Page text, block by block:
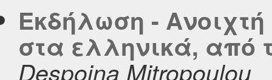
Εκδήλωση -
στα ελληνικά, από
Despoina Mitropoulou